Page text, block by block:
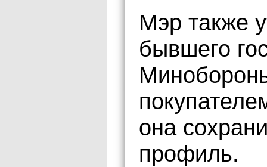
Мэр также
бывшего
она
профиль.